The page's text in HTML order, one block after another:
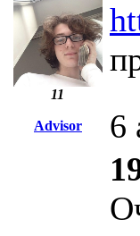
11
Advisor 6